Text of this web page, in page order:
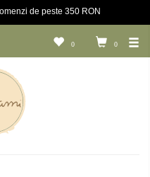
de peste 350 RON
0
0